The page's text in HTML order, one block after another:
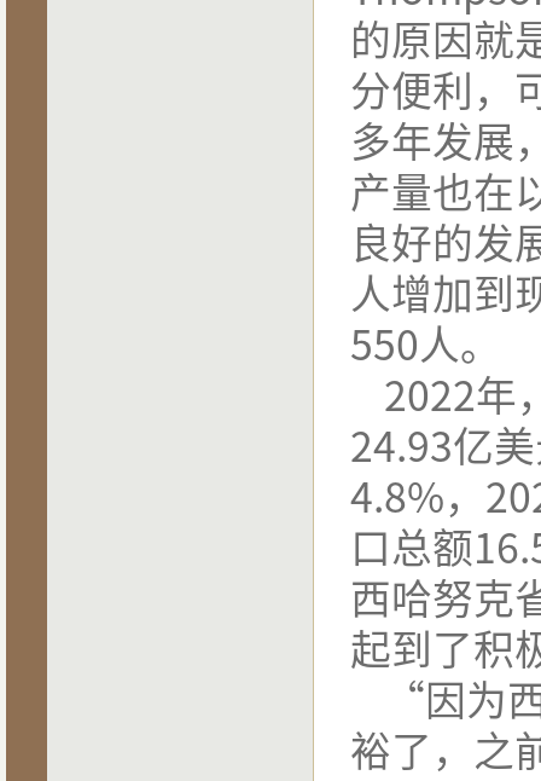
的原因就
分便利，
多年发展
产量也在
良好的发
人增加到
550人。
2022年
24.93亿
4.8%，
口总额
西哈努克
起到了积
“因为
裕了，之